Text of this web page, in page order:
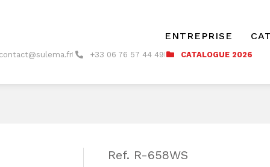
ENTREPRISE
+33 06 76 57 44 49 CATALOGUE 2026
Ref. R-658WS